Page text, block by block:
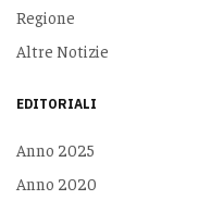
Regione
Altre Notizie
EDITORIALI
Anno 2025
Anno 2020